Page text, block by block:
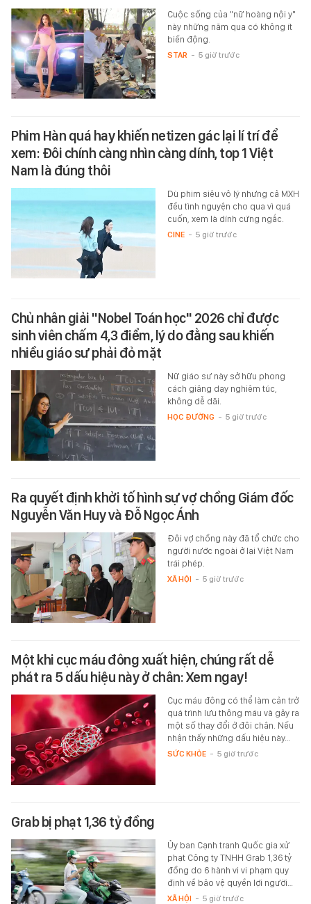
Cuộc sống của "nữ hoàng nội y"
này những năm qua có không ít
biến động.
STAR - 5 giờ trước
Phim Hàn quá hay khiến netizen gác lại lí trí để
xem: Đôi chính càng nhìn càng dính, top 1 Việt
Nam là đúng thôi
Dù phim siêu vô lý nhưng cả MXH
đều tình nguyện cho qua vì quá
cuốn, xem là dính cứng ngắc.
CINE - 5 giờ trước
Chủ nhân giải "Nobel Toán học" 2026 chỉ được
sinh viên chấm 4,3 điểm, lý do đằng sau khiến
nhiều giáo sư phải đỏ mặt
Nữ giáo sư này sở hữu phong
cách giảng dạy nghiêm túc,
không dễ dãi.
HỌC ĐƯỜNG - 5 giờ trước
Ra quyết định khởi tố hình sự vợ chồng Giám đốc
Nguyễn Văn Huy và Đỗ Ngọc Ánh
Đôi vợ chồng này đã tổ chức cho
người nước ngoài ở lại Việt Nam
trái phép.
XÃ HỘI - 5 giờ trước
Một khi cục máu đông xuất hiện, chúng rất dễ
phát ra 5 dấu hiệu này ở chân: Xem ngay!
Cục máu đông có thể làm cản trở
quá trình lưu thông máu và gây ra
một số thay đổi ở đôi chân. Nếu
nhận thấy những dấu hiệu này…
SỨC KHỎE - 5 giờ trước
Grab bị phạt 1,36 tỷ đồng
Ủy ban Cạnh tranh Quốc gia xử
phạt Công ty TNHH Grab 1,36 tỷ
đồng do 6 hành vi vi phạm quy
định về bảo vệ quyền lợi người…
XÃ HỘI - 5 giờ trước